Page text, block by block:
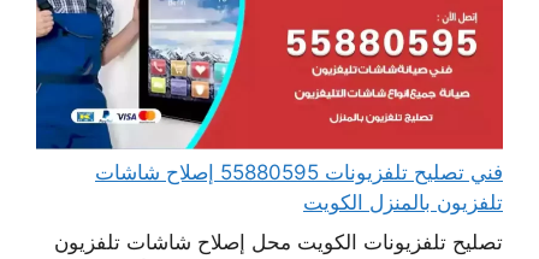
فني تصليح تلفزيونات 55880595 إصلاح شاشات
تلفزيون بالمنزل الكويت
تصليح تلفزيونات الكويت محل إصلاح شاشات تلفزيون